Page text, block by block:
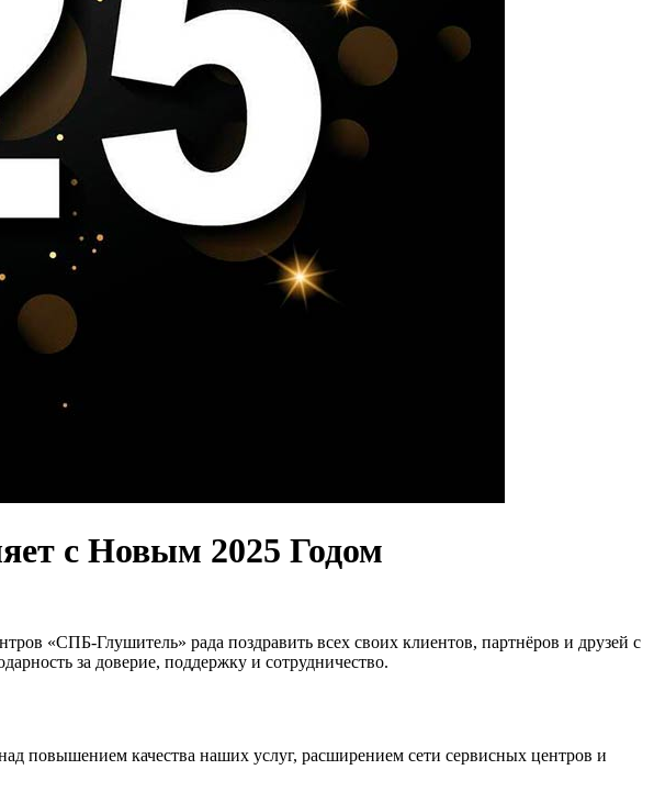
с Новым 2025 Годом
«СПБ-Глушитель» рада поздравить всех своих клиентов, партнёров и друзей с
за доверие, поддержку и сотрудничество.
качества наших услуг, расширением сети сервисных центров и